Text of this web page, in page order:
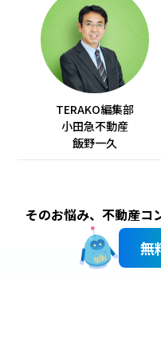
TERAKO編集部
小田急不動産
飯野一久
そのお悩み、不動産コ
無